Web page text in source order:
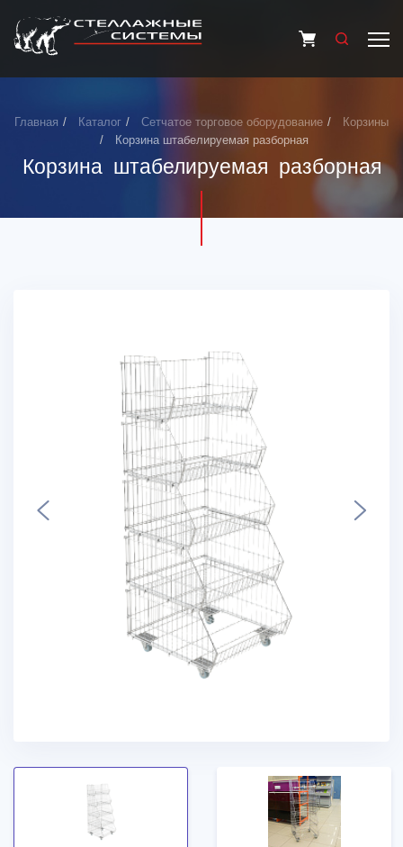
Главная Каталог Сетчатое торговое оборудование
Корзины
Корзина штабелируемая разборная
Корзина штабелируемая разборная